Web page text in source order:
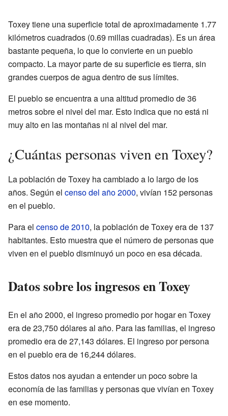
Toxey tiene una superficie total de aproximadamente 1.77
kilómetros cuadrados (0.69 millas cuadradas). Es un área
bastante pequeña, lo que lo convierte en un pueblo
compacto. La mayor parte de su superficie es tierra, sin
grandes cuerpos de agua dentro de sus límites.
El pueblo se encuentra a una altitud promedio de 36
metros sobre el nivel del mar. Esto indica que no está ni
muy alto en las montañas ni al nivel del mar.
¿Cuántas personas viven en Toxey?
La población de Toxey ha cambiado a lo largo de los
años. Según el censo del año 2000, vivían 152 personas
en el pueblo.
Para el censo de 2010, la población de Toxey era de 137
habitantes. Esto muestra que el número de personas que
viven en el pueblo disminuyó un poco en esa década.
Datos sobre los ingresos en Toxey
En el año 2000, el ingreso promedio por hogar en Toxey
era de 23,750 dólares al año. Para las familias, el ingreso
promedio era de 27,143 dólares. El ingreso por persona
en el pueblo era de 16,244 dólares.
Estos datos nos ayudan a entender un poco sobre la
economía de las familias y personas que vivían en Toxey
en ese momento.